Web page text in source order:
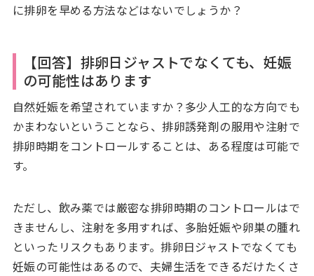
に排卵を早める方法などはないでしょうか？
【回答】排卵日ジャストでなくても、妊娠
の可能性はあります
自然妊娠を希望されていますか？多少人工的な方向でも
かまわないということなら、排卵誘発剤の服用や注射で
排卵時期をコントロールすることは、ある程度は可能で
す。
ただし、飲み薬では厳密な排卵時期のコントロールはで
きませんし、注射を多用すれば、多胎妊娠や卵巣の腫れ
といったリスクもあります。排卵日ジャストでなくても
妊娠の可能性はあるので、夫婦生活をできるだけたくさ